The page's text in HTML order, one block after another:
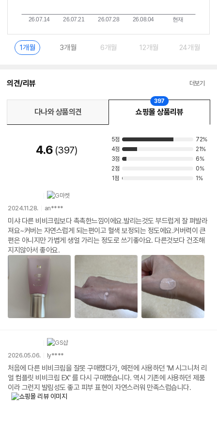
1개월 3개월 6개월 12개월 24개월
의견/리뷰 더보기
다나와 상품의견 쇼핑몰 상품리뷰
397
4.6 397
5점
72%
4점
21%
3점
6%
2점
0%
1점
1%
2024.11.28. an****
미샤 다른 비비크림보다 촉촉한느낌이에요.발리는것도 부드럽게 잘 펴발라
져요~커버는 자연스럽게 되는편이고 혈색 보정되는 정도에요.커버력이 큰
편은 아니지만 가볍게 생얼 가리는 정도로 쓰기좋아요. 다른것보다 건조해
지지않아서 좋아요.
2026.05.06. ly****
처음에 다른 비비크림을 잘못 구매했다가, 예전에 사용하던 'M 시그니처 리
얼 컴플릿 비비크림 EX' 를 다시 구매했습니다. 역시 기존에 사용하던 제품
이라 그런지 발림성도 좋고 피부 표현이 자연스러워 만족스럽습니다.